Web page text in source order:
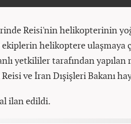
Reisi'nin helikopterinin
ekiplerin helikoptere ulaşmaya
yetkililer tarafından yapılan
ve İran Dışişleri Bakanı
ilan edildi.